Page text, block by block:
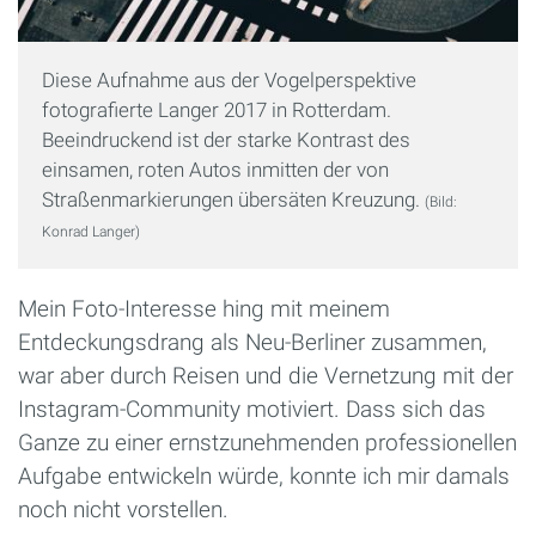
Diese Aufnahme aus der Vogelperspektive
fotografierte Langer 2017 in Rotterdam.
Beeindruckend ist der starke Kontrast des
einsamen, roten Autos inmitten der von
Straßenmarkierungen übersäten Kreuzung. (Bild:
Konrad Langer)
Mein Foto-Interesse hing mit meinem
Entdeckungsdrang als Neu-Berliner zusammen,
war aber durch Reisen und die Vernetzung mit der
Instagram-Community motiviert. Dass sich das
Ganze zu einer ernstzunehmenden professionellen
Aufgabe entwickeln würde, konnte ich mir damals
noch nicht vorstellen.